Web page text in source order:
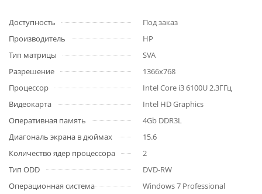
Доступность
Под заказ
Производитель
HP
Тип матрицы
SVA
Разрешение
1366x768
Процессор
Intel Core i3 6100U 2.3ГГц
Видеокарта
Intel HD Graphics
Оперативная память
4Gb DDR3L
Диагональ экрана в дюймах
15.6
Количество ядер процессора
2
Тип ODD
DVD-RW
Операционная система
Windows 7 Professional